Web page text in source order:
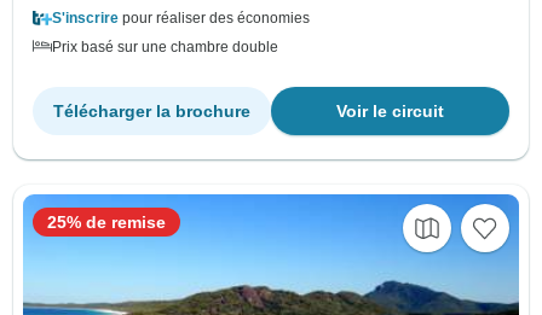
S'inscrire pour réaliser des économies
Prix basé sur une chambre double
Voir le circuit
Télécharger la brochure
25% de remise